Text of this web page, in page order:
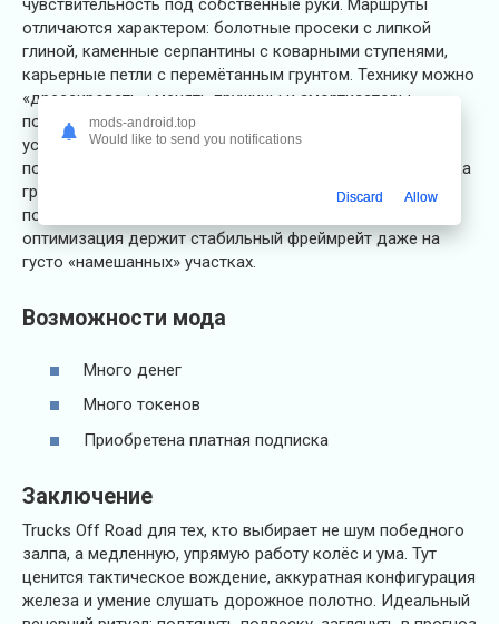
чувствительность под собственные руки. Маршруты
отличаются характером: болотные просеки с липкой
глиной, каменные серпантины с коварными ступенями,
карьерные петли с перемётанным грунтом. Технику можно
«дрессировать»: менять пружины и амортизаторы,
подбирать передаточные числа, ширину и рисунок шин,
усиливать раму и лебёдку. Настройка под задачу —
половина успеха, будь то буксировка прицепа, перевозка
груза или штурм брода. Визуальные эффекты
подчёркивают массу и сцепление, а грамотная
оптимизация держит стабильный фреймрейт даже на
густо «намешанных» участках.
Возможности мода
Много денег
Много токенов
Приобретена платная подписка
Заключение
Trucks Off Road для тех, кто выбирает не шум победного
залпа, а медленную, упрямую работу колёс и ума. Тут
ценится тактическое вождение, аккуратная конфигурация
железа и умение слушать дорожное полотно. Идеальный
mods-android.top
Would like to send you notifications
Discard Allow